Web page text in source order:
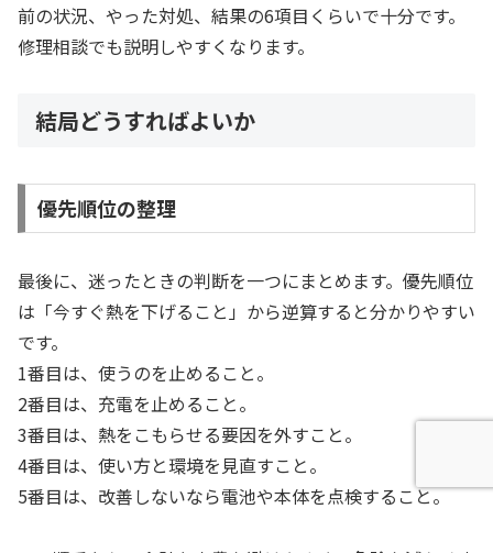
前の状況、やった対処、結果の6項目くらいで十分です。
修理相談でも説明しやすくなります。
結局どうすればよいか
優先順位の整理
最後に、迷ったときの判断を一つにまとめます。優先順位
は「今すぐ熱を下げること」から逆算すると分かりやすい
です。
1番目は、使うのを止めること。
2番目は、充電を止めること。
3番目は、熱をこもらせる要因を外すこと。
4番目は、使い方と環境を見直すこと。
5番目は、改善しないなら電池や本体を点検すること。